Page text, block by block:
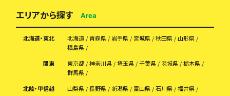
エリアから探す Area
北海道・東北 北海道 青森県 岩手県 宮城県 秋田県
山形県
福島県
関東
東京都 神奈川県 埼玉県 千葉県 茨城県
栃木県
群馬県
北陸・甲信越
山梨県 長野県 新潟県 富山県 石川県
福井県